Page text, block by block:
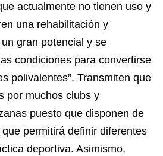
actualmente no tienen uso y
una rehabilitación y
gran potencial y se
condiciones para convertirse
polivalentes”. Transmiten que
por muchos clubs y
puesto que disponen de
permitirá definir diferentes
deportiva. Asimismo,